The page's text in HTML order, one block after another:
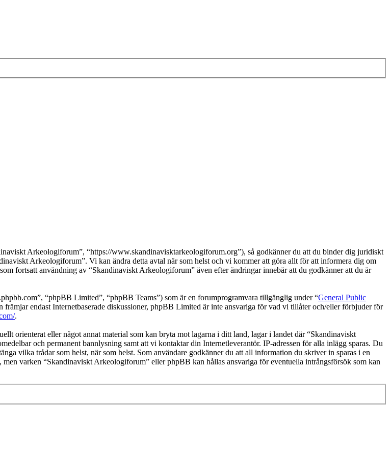
Arkeologiforum”, “https://www.skandinavisktarkeologiforum.org”), så godkänner du att du binder dig juridiskt
Arkeologiforum”. Vi kan ändra detta avtal när som helst och vi kommer att göra allt för att informera dig om
fortsatt användning av “Skandinaviskt Arkeologiforum” även efter ändringar innebär att du godkänner att du är
“phpBB Limited”, “phpBB Teams”) som är en forumprogramvara tillgänglig under “General Public
främjar endast Internetbaserade diskussioner, phpBB Limited är inte ansvariga för vad vi tillåter och/eller förbjuder för
.
orienterat eller något annat material som kan bryta mot lagarna i ditt land, lagar i landet där “Skandinaviskt
och permanent bannlysning samt att vi kontaktar din Internetleverantör. IP-adressen för alla inlägg sparas. Du
vilka trådar som helst, när som helst. Som användare godkänner du att all information du skriver in sparas i en
varken “Skandinaviskt Arkeologiforum” eller phpBB kan hållas ansvariga för eventuella intrångsförsök som kan